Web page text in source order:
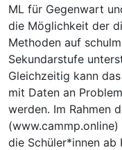
ML für Gegenwart
die Möglichkeit der
Methoden auf
Sekundarstufe
Gleichzeitig kann
mit Daten an
werden. Im Rahmen
die Schüler*innen ab